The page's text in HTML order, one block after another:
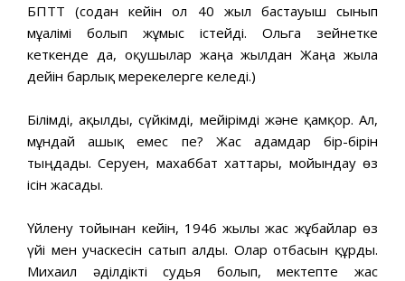
БПТТ (содан кейін ол 40 жыл бастауыш сынып
мұғалімі болып жұмыс істейді. Ольга зейнетке
кеткенде да, оқушылар жаңа жылдан Жаңа жылға
дейін барлық мерекелерге келеді.)
Білімді, ақылды, сүйкімді, мейірімді және қамқор. Ал,
мұндай ғашық емес пе? Жас адамдар бір-бірін
тыңдады. Серуен, махаббат хаттары, мойындау өз
ісін жасады.
Үйлену тойынан кейін, 1946 жылы жас жұбайлар өз
үйі мен учаскесін сатып алды. Олар отбасын құрды.
Михаил әділдікті судья болып, мектепте жас